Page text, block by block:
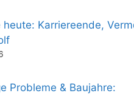
heute: Karriereende,
Probleme & Baujahre: